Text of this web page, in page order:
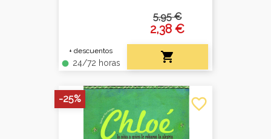
+ descuentos
fiber_manual_record 24/72 horas
5,95 €
2,38 €

favorite_border
-25%